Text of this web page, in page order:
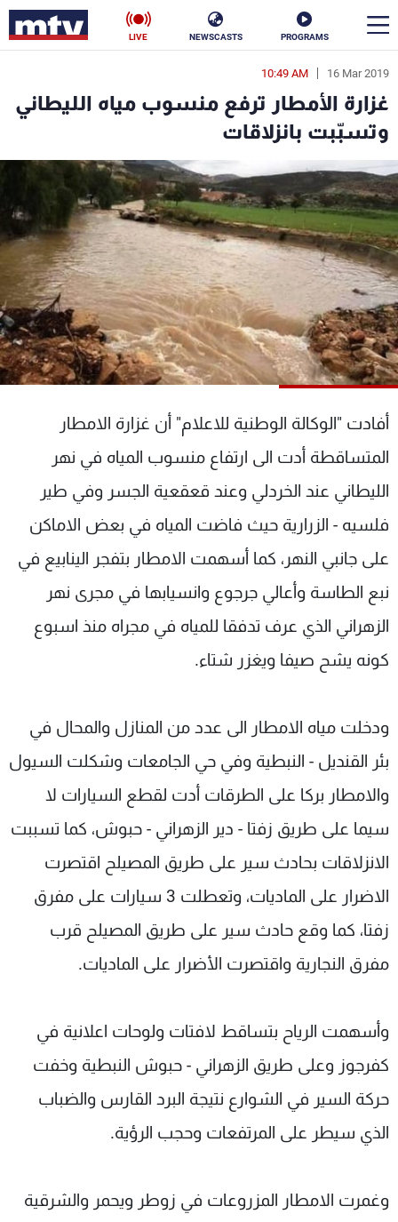
PROGRAMS
NEWSCASTS
LIVE
16 Mar 2019
10:49 AM
غزارة الأمطار ترفع منسوب مياه الليطاني
وتسبّبت بانزلاقات
أفادت "الوكالة الوطنية للاعلام" أن غزارة الامطار
المتساقطة أدت الى ارتفاع منسوب المياه في نهر
الليطاني عند الخردلي وعند قعقعية الجسر وفي طير
فلسيه - الزرارية حيث فاضت المياه في بعض الاماكن
على جانبي النهر، كما أسهمت الامطار بتفجر الينابيع في
نبع الطاسة وأعالي جرجوع وانسيابها في مجرى نهر
الزهراني الذي عرف تدفقا للمياه في مجراه منذ اسبوع
كونه يشح صيفا ويغزر شتاء.
ودخلت مياه الامطار الى عدد من المنازل والمحال في
بئر القنديل - النبطية وفي حي الجامعات وشكلت السيول
والامطار بركا على الطرقات أدت لقطع السيارات لا
سيما على طريق زفتا - دير الزهراني - حبوش، كما تسببت
الانزلاقات بحادث سير على طريق المصيلح اقتصرت
الاضرار على الماديات، وتعطلت 3 سيارات على مفرق
زفتا، كما وقع حادث سير على طريق المصيلح قرب
مفرق النجارية واقتصرت الأضرار على الماديات.
وأسهمت الرياح بتساقط لافتات ولوحات اعلانية في
كفرجوز وعلى طريق الزهراني - حبوش النبطية وخفت
حركة السير في الشوارع نتيجة البرد القارس والضباب
الذي سيطر على المرتفعات وحجب الرؤية.
وغمرت الامطار المزروعات في زوطر ويحمر والشرقية
en
الأخبار
سياسة ناس
إقتصاد فن
منوعات رياضة
كأس العالم
البرامج
جدول البرامج
شاهد البرامج
عن MTV
الإنـتـاج
لاعلاناتكم
وظائف
تواصل معنا
شروط الإسـتخدام
سياسة الخصوصية